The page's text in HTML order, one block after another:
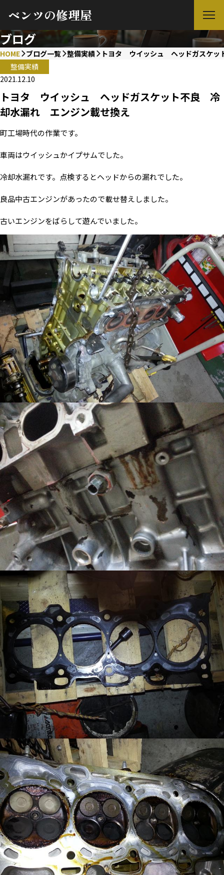
ベンツの修理屋
ブログ
HOME ブログ一覧 整備実績
トヨタ ウイッシュ ヘッドガスケ
整備実績
2021.12.10
トヨタ ウイッシュ ヘッドガスケット不良 冷
却水漏れ エンジン載せ換え
町工場時代の作業です。
車両はウイッシュかイプサムでした。
冷却水漏れです。点検するとヘッドからの漏れでした。
良品中古エンジンがあったので載せ替えしました。
古いエンジンをばらして遊んでいました。